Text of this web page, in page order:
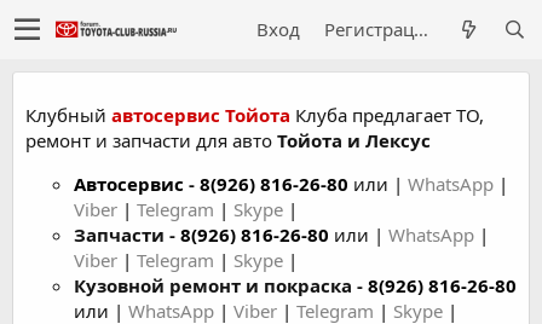
Вход Регистрация
Клубный автосервис Тойота Клуба предлагает ТО,
ремонт и запчасти для авто Тойота и Лексус
Автосервис - 8(926) 816-26-80 или | WhatsApp |
Viber | Telegram | Skype |
Запчасти - 8(926) 816-26-80 или | WhatsApp |
Viber | Telegram | Skype |
Кузовной ремонт и покраска - 8(926) 816-26-80
или | WhatsApp | Viber | Telegram | Skype |